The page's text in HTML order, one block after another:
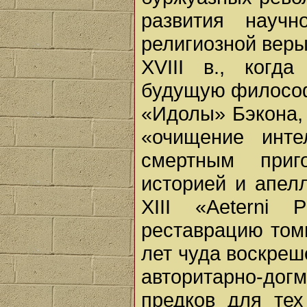
развития
религиозной
XVIII в.,
будущую
«Идолы» Бэкона,
«очищение
смертным
историей и
XIII «Aeterni
реставрацию
лет чуда
авторитарно-
предков для